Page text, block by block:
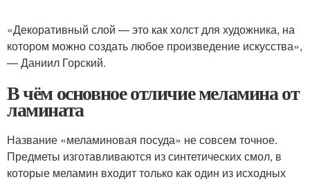
«Декоративный слой — это как холст для художника, на
котором можно создать любое произведение искусства»,
— Даниил Горский.
В чём основное отличие меламина от
ламината
Название «меламиновая посуда» не совсем точное.
Предметы изготавливаются из синтетических смол, в
которые меламин входит только как один из исходных